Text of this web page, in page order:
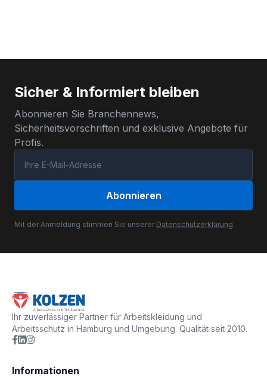
Sicher & Informiert bleiben
Abonnieren Sie Branchennews,
Sicherheitsvorschriften und exklusive Angebote für
Profis.
Abonnieren
Mit der Anmeldung stimmen Sie unserer Datenschutzerklärung.
Ihr zuverlässiger Partner für Arbeitskleidung und
Arbeitsschutz in Hamburg und Umgebung. Qualität seit 2010.
Informationen